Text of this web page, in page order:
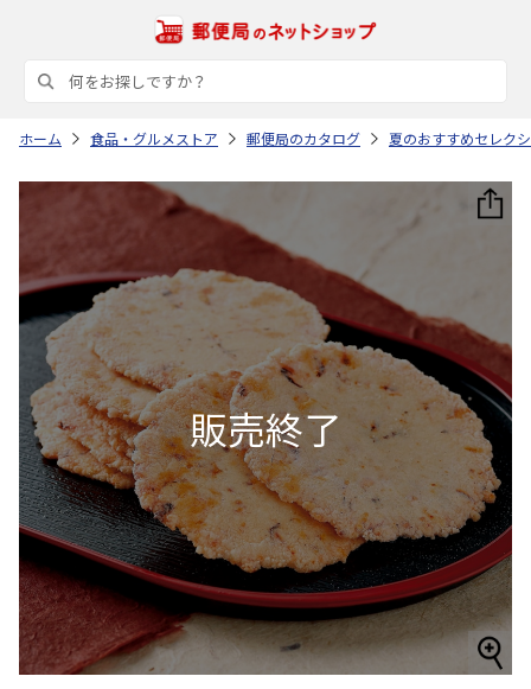
ホーム 食品・グルメストア 郵便局のカタログ 夏のおすすめセレク